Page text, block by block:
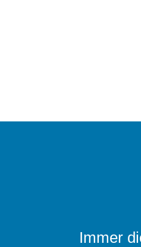
Immer